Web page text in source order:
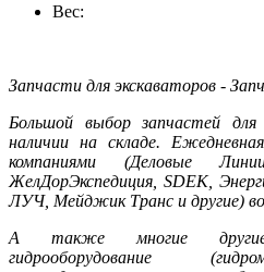
Вес:
Запчасти для экскаваторов -
Большой выбор запчастей
наличии на складе.
компаниями (Деловые
ЖелДорЭкспедиция, SDEK,
ЛУЧ, Мейджик Транс и другие) во
А также многие другие
гидрооборудование